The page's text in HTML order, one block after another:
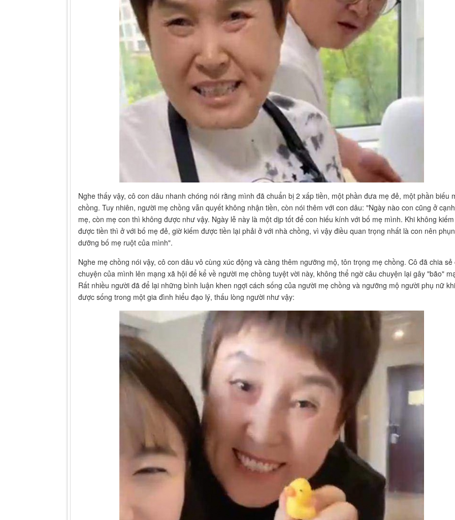
Nghe thấy vậy, cô con dâu nhanh chóng nói rằng mình đã chuẩn bị 2 xấp tiền, một phần đưa mẹ đẻ, một phần biếu
chồng. Tuy nhiên, người mẹ chồng vẫn quyết không nhận tiền, còn nói thêm với con dâu: "Ngày nào con cũng ở cạnh
mẹ, còn mẹ con thì không được như vậy. Ngày lễ này là một dịp tốt để con hiếu kính với bố mẹ mình. Khi không kiếm
được tiền thì ở với bố mẹ đẻ, giờ kiếm được tiền lại phải ở với nhà chồng, vì vậy điều quan trọng nhất là con nên
dưỡng bố mẹ ruột của mình".
Nghe mẹ chồng nói vậy, cô con dâu vô cùng xúc động và càng thêm ngưỡng mộ, tôn trọng mẹ chồng. Cô đã chia sẻ
chuyện của mình lên mạng xã hội để kể về người mẹ chồng tuyệt vời này, không thể ngờ câu chuyện lại gây "bão"
Rất nhiều người đã để lại những bình luận khen ngợi cách sống của người mẹ chồng và ngưỡng mộ người phụ nữ khi
được sống trong một gia đình hiểu đạo lý, thấu lòng người như vậy: